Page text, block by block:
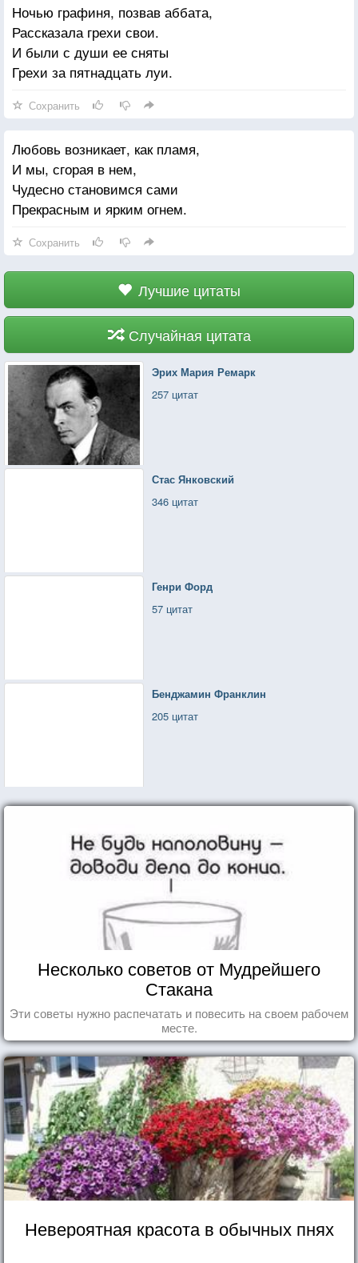
Ночью графиня, позвав аббата,
Рассказала грехи свои.
И были с души ее сняты
Грехи за пятнадцать луи.
Сохранить
Любовь возникает, как пламя,
И мы, сгорая в нем,
Чудесно становимся сами
Прекрасным и ярким огнем.
Сохранить
Лучшие цитаты
Случайная цитата
Эрих Мария Ремарк
257 цитат
Стас Янковский
346 цитат
Генри Форд
57 цитат
Бенджамин Франклин
205 цитат
Несколько советов от Мудрейшего
Стакана
Эти советы нужно распечатать и повесить на своем рабочем
месте.
Невероятная красота в обычных пнях